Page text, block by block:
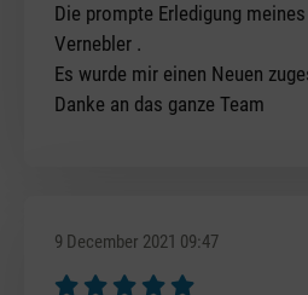
Die prompte Erledigung
Vernebler .
Es wurde mir einen Neuen
Danke an das ganze Team
9 December 2021 09:47